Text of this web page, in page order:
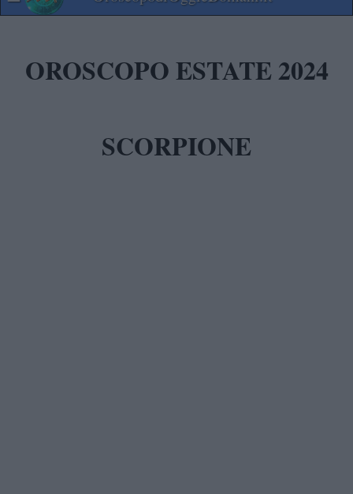
OROSCOPO ESTATE 2024
SCORPIONE